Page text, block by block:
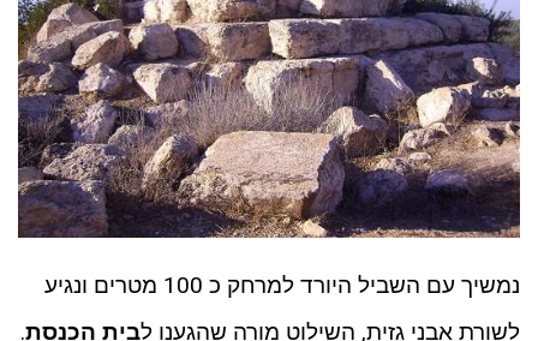
נמשיך עם השביל היורד למרחק כ 100 מטרים ונגיע
לשורת אבני גזית, השילוט מורה שהגענו לבית הכנסת.